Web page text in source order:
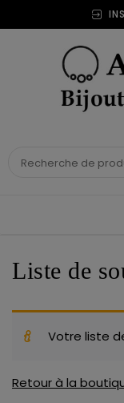
Liste de
Votre liste
Retour à la